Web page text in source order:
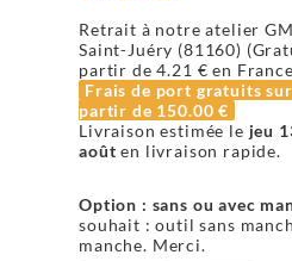
Retrait à notre atelier
Saint-Juéry (81160)
partir de4.21 € en France
Frais de port gratuits
partir de 150.00 €
Livraison estimée le jeu
août en livraison rapide.
Option : sans ou avec
souhait : outil sans
manche. Merci.